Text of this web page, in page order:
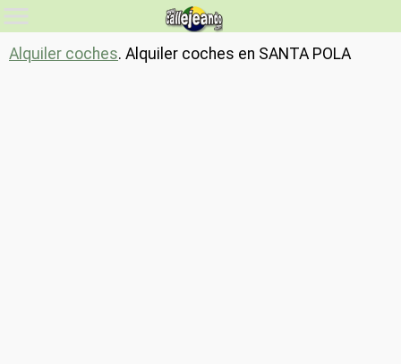
Alquiler coches. Alquiler coches en SANTA POLA